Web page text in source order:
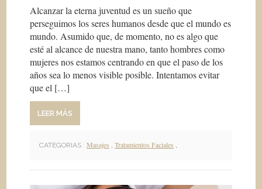
Alcanzar la eterna juventud es un sueño que
perseguimos los seres humanos desde que el mundo es
mundo. Asumido que, de momento, no es algo que
esté al alcance de nuestra mano, tanto hombres como
mujeres nos estamos centrando en que el paso de los
años sea lo menos visible posible. Intentamos evitar
que el […]
LEER MÁS
CATEGORIAS : Masajes ,Tratamientos Faciales